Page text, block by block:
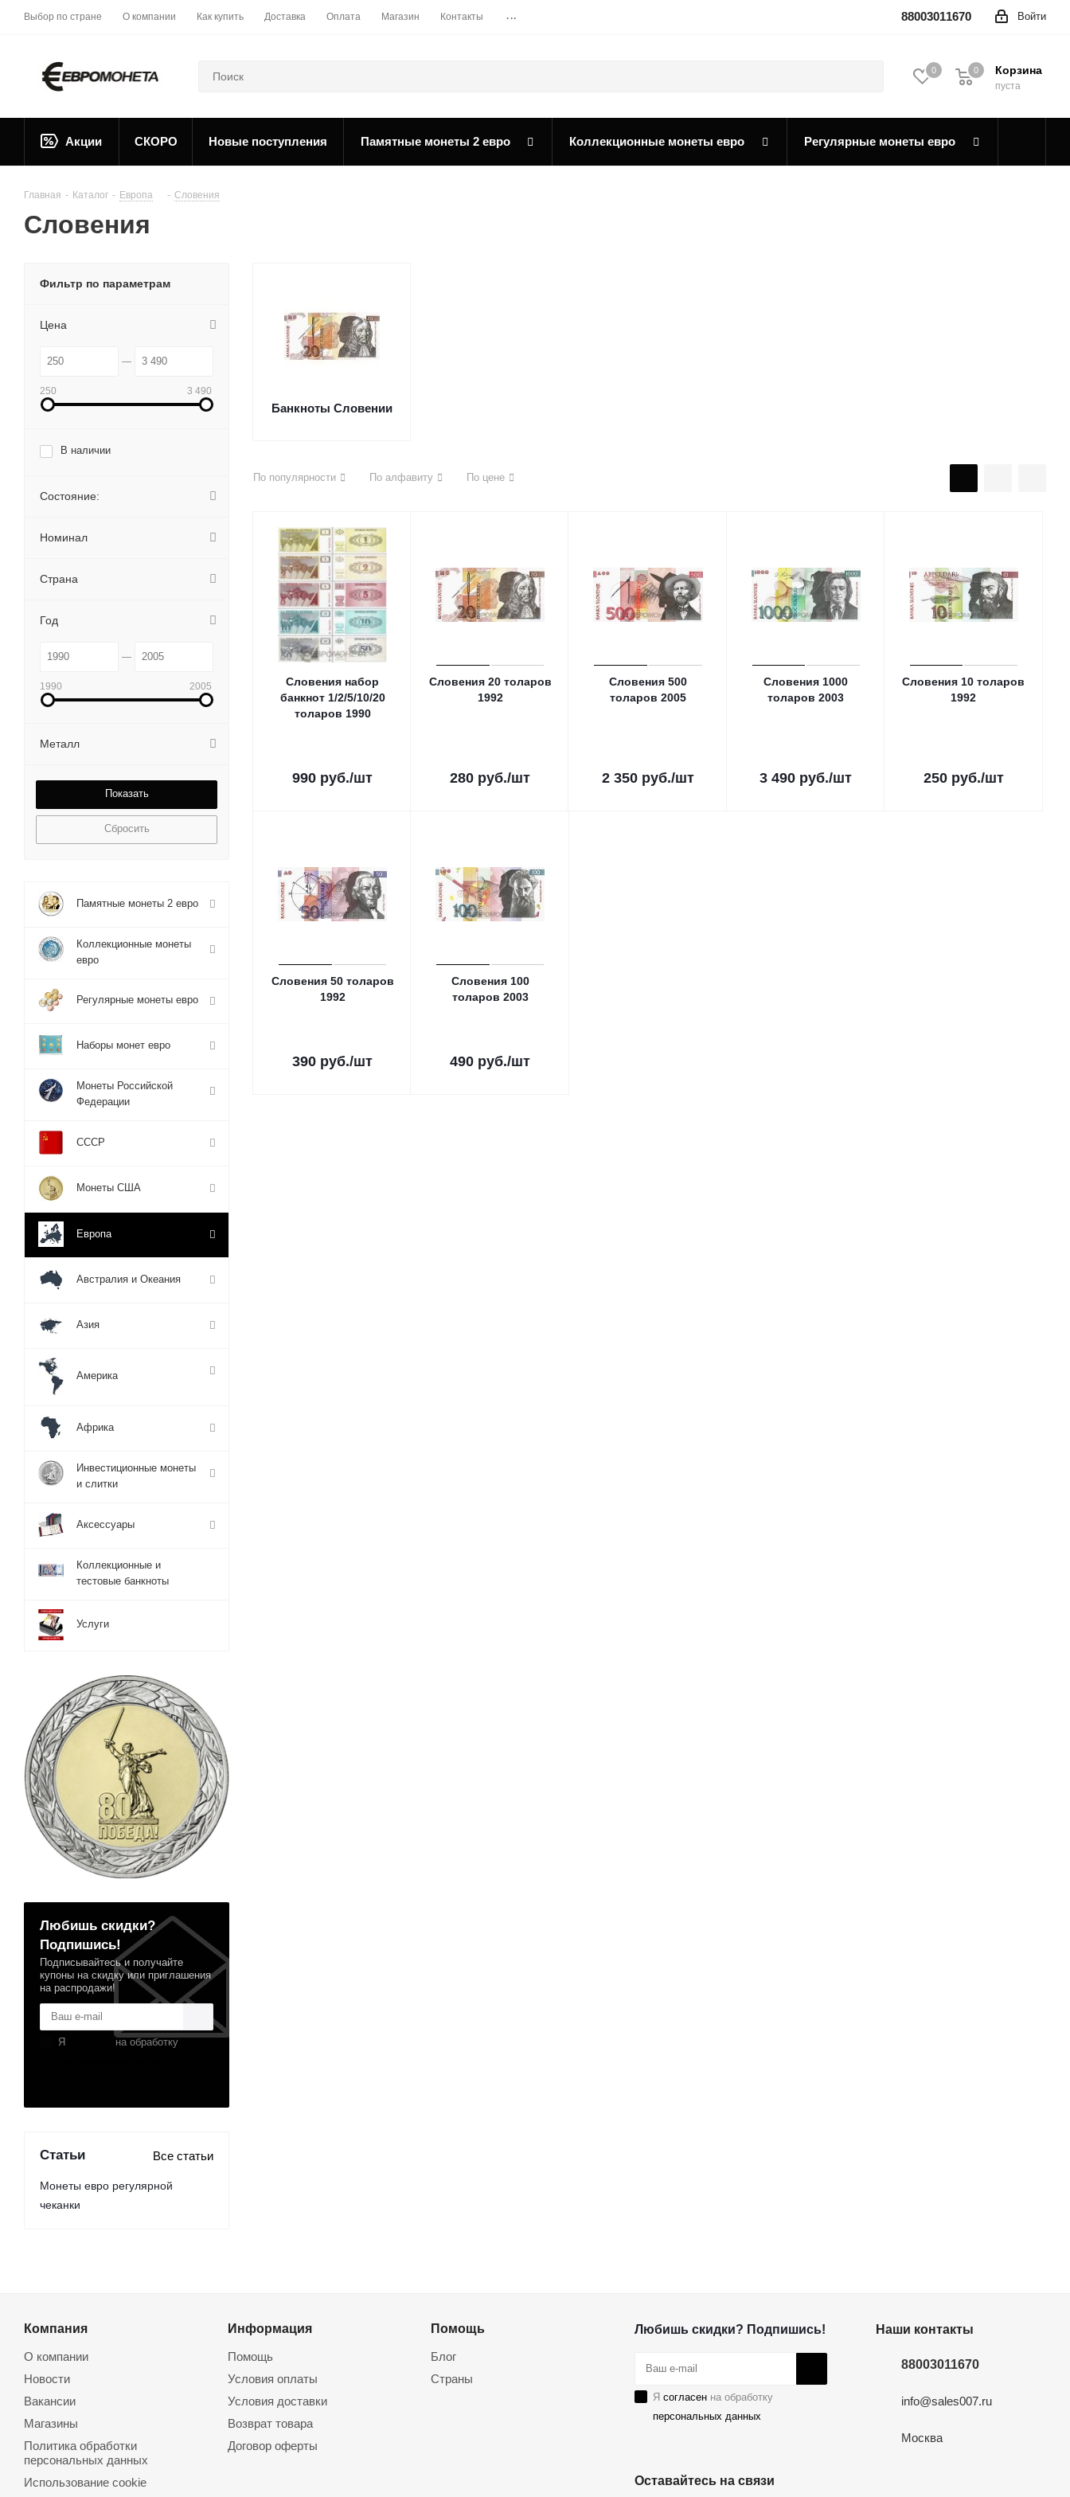
Выбор по стране О компании Как купить Доставка Оплата Магазин Контакты ... Войти
88003011670
0 Корзина
0
пуста
0
Акции СКОРО Новые поступления Памятные монеты 2 евро Коллекционные монеты евро Регулярные монеты евро
Главная - Каталог - Европа - Словения
Словения
Банкноты Словении
По популярности По алфавиту По цене
Словения набор
банкнот 1/2/5/10/20
толаров 1990
990 руб./шт
Словения 20 толаров
1992
280 руб./шт
Словения 500
толаров 2005
2 350руб./шт
Словения 1000
толаров 2003
3 490 руб./шт
Словения 10 толаров
1992
250руб./шт
Словения 50 толаров
1992
390 руб./шт
Словения 100
толаров 2003
490 руб./шт
Фильтр по параметрам
Цена
250 3 490
В наличии
Состояние:
Номинал
Страна
Год
1990 2005
Металл
Сбросить
Памятные монеты 2 евро
Коллекционные монеты
евро
Регулярные монеты евро
Наборы монет евро
Монеты Российской
Федерации
СССР
Монеты США
Европа
Австралия и Океания
Азия
Америка
Африка
Инвестиционные монеты
и слитки
Аксессуары
Коллекционные и
тестовые банкноты
Услуги
Любишь скидки?
Подпишись!
Подписывайтесь и получайте
купоны на скидку или приглашения
на распродажи!
Я
на обработку
Статьи Все статьи
Монеты евро регулярной
чеканки
Компания
О компании
Новости
Вакансии
Магазины
Политика обработки
персональных данных
Использование cookie
Информация
Помощь
Условия оплаты
Условия доставки
Возврат товара
Договор оферты
Помощь
Блог
Страны
Любишь скидки? Подпишись!
Я согласенна обработку
персональных данных
Оставайтесь на связи
Наши контакты
88003011670
info@sales007.ru
Москва